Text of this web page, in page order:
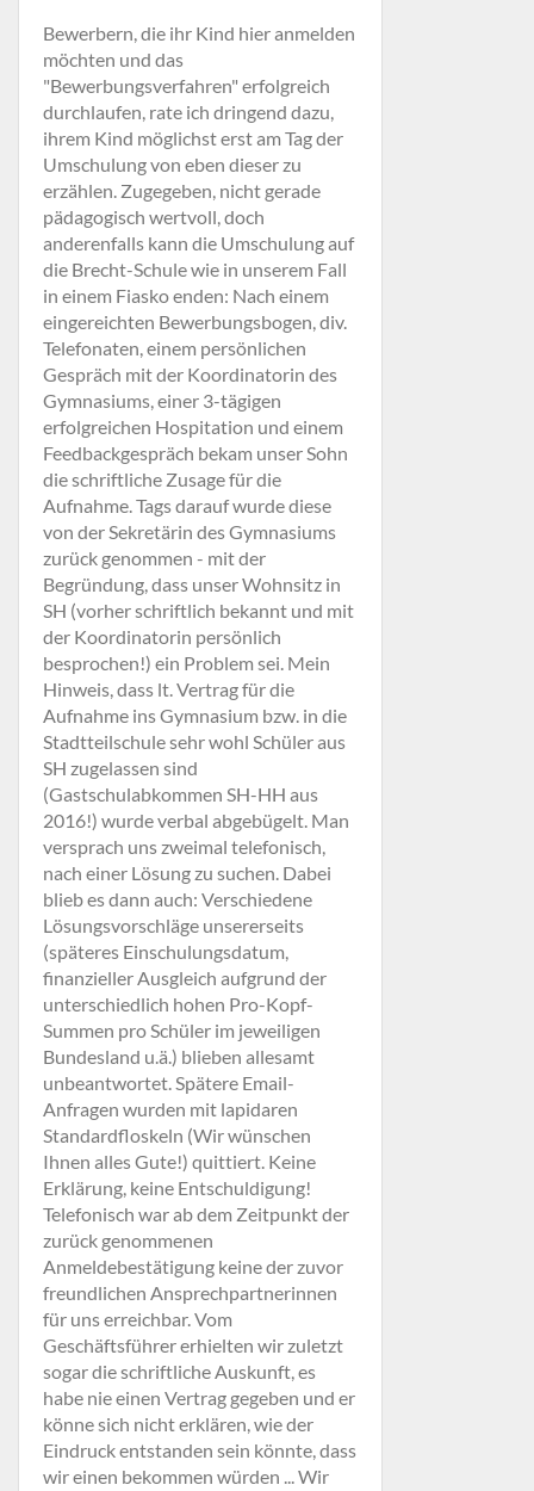
Bewerbern, die ihr Kind hier anmelden
möchten und das
"Bewerbungsverfahren" erfolgreich
durchlaufen, rate ich dringend dazu,
ihrem Kind möglichst erst am Tag der
Umschulung von eben dieser zu
erzählen. Zugegeben, nicht gerade
pädagogisch wertvoll, doch
anderenfalls kann die Umschulung auf
die Brecht-Schule wie in unserem Fall
in einem Fiasko enden: Nach einem
eingereichten Bewerbungsbogen, div.
Telefonaten, einem persönlichen
Gespräch mit der Koordinatorin des
Gymnasiums, einer 3-tägigen
erfolgreichen Hospitation und einem
Feedbackgespräch bekam unser Sohn
die schriftliche Zusage für die
Aufnahme. Tags darauf wurde diese
von der Sekretärin des Gymnasiums
zurück genommen - mit der
Begründung, dass unser Wohnsitz in
SH (vorher schriftlich bekannt und mit
der Koordinatorin persönlich
besprochen!) ein Problem sei. Mein
Hinweis, dass lt. Vertrag für die
Aufnahme ins Gymnasium bzw. in die
Stadtteilschule sehr wohl Schüler aus
SH zugelassen sind
(Gastschulabkommen SH-HH aus
2016!) wurde verbal abgebügelt. Man
versprach uns zweimal telefonisch,
nach einer Lösung zu suchen. Dabei
blieb es dann auch: Verschiedene
Lösungsvorschläge unsererseits
(späteres Einschulungsdatum,
finanzieller Ausgleich aufgrund der
unterschiedlich hohen Pro-Kopf-
Summen pro Schüler im jeweiligen
Bundesland u.ä.) blieben allesamt
unbeantwortet. Spätere Email-
Anfragen wurden mit lapidaren
Standardfloskeln (Wir wünschen
Ihnen alles Gute!) quittiert. Keine
Erklärung, keine Entschuldigung!
Telefonisch war ab dem Zeitpunkt der
zurück genommenen
Anmeldebestätigung keine der zuvor
freundlichen Ansprechpartnerinnen
für uns erreichbar. Vom
Geschäftsführer erhielten wir zuletzt
sogar die schriftliche Auskunft, es
habe nie einen Vertrag gegeben und er
könne sich nicht erklären, wie der
Eindruck entstanden sein könnte, dass
wir einen bekommen würden ... Wir